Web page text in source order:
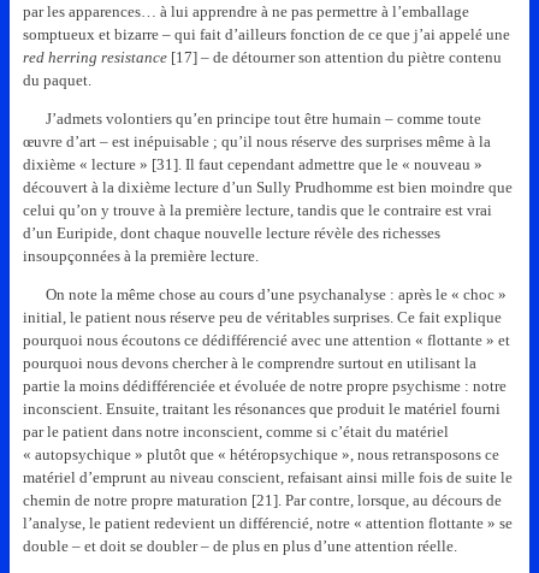
par les apparences… à lui apprendre à ne pas permettre à l’emballage
somptueux et bizarre – qui fait d’ailleurs fonction de ce que j’ai appelé une
red herring resistance[17] – de détourner son attention du piètre contenu
du paquet.
J’admets volontiers qu’en principe tout être humain – comme toute
œuvre d’art – est inépuisable ; qu’il nous réserve des surprises même à la
dixième « lecture » [31]. Il faut cependant admettre que le « nouveau »
découvert à la dixième lecture d’un Sully Prudhomme est bien moindre que
celui qu’on y trouve à la première lecture, tandis que le contraire est vrai
d’un Euripide, dont chaque nouvelle lecture révèle des richesses
insoupçonnées à la première lecture.
On note la même chose au cours d’une psychanalyse : après le « choc »
initial, le patient nous réserve peu de véritables surprises. Ce fait explique
pourquoi nous écoutons ce dédifférencié avec une attention « flottante » et
pourquoi nous devons chercher à le comprendre surtout en utilisant la
partie la moins dédifférenciée et évoluée de notre propre psychisme : notre
inconscient. Ensuite, traitant les résonances que produit le matériel fourni
par le patient dans notre inconscient, comme si c’était du matériel
« autopsychique » plutôt que « hétéropsychique », nous retransposons ce
matériel d’emprunt au niveau conscient, refaisant ainsi mille fois de suite le
chemin de notre propre maturation [21]. Par contre, lorsque, au décours de
l’analyse, le patient redevient un différencié, notre « attention flottante » se
double – et doit se doubler – de plus en plus d’une attention réelle.